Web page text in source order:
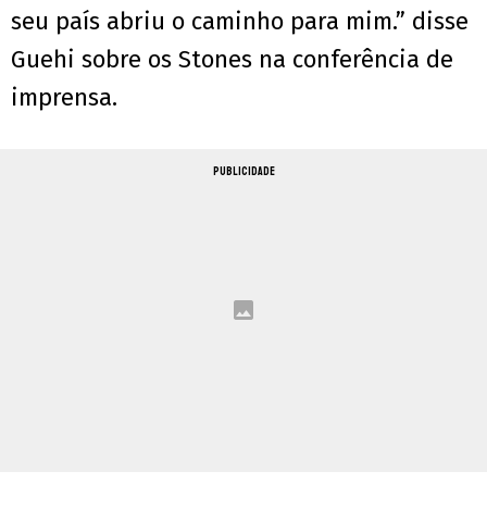
seu país abriu o caminho para mim.” disse
Guehi sobre os Stones na conferência de
imprensa.
PUBLICIDADE